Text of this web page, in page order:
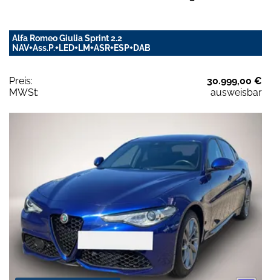
Alfa Romeo Giulia Sprint 2.2
NAV+Ass.P.+LED+LM+ASR+ESP+DAB
Preis:
30.999,00 €
MWSt:
ausweisbar